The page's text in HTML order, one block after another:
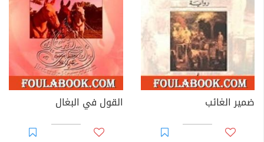
ضمير الغائب القول في البغال